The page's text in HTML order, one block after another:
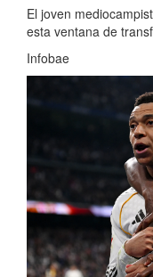
El joven
esta ventana de
Infobae